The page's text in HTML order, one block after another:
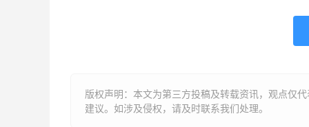
版权声明：本文为第三方投稿及转载资讯，观点仅
建议。如涉及侵权，请及时联系我们处理。